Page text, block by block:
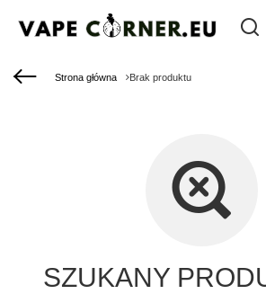
Strona główna Brak produktu
SZUKANY